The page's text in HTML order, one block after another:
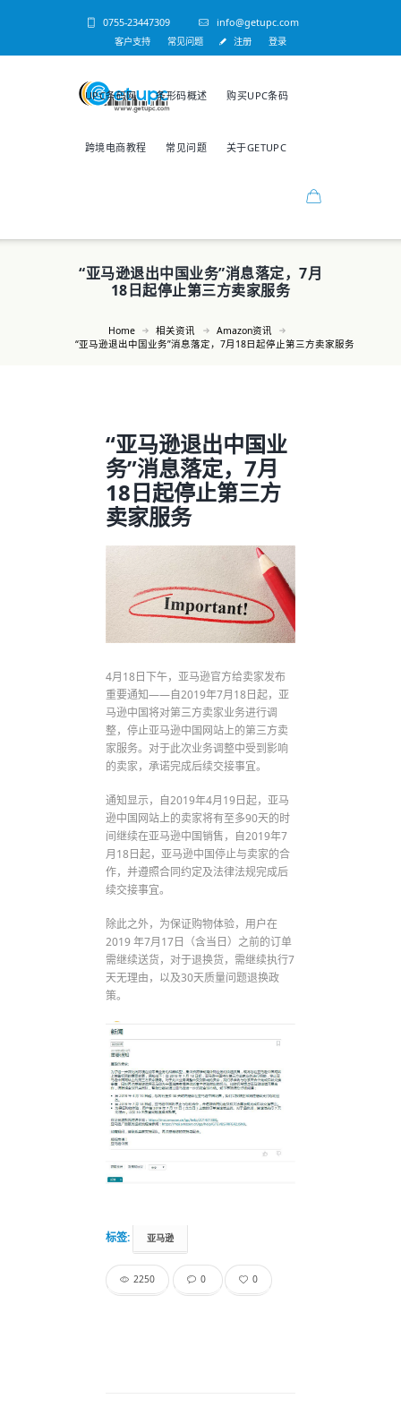
0755-23447309 info@getupc.com
客户支持 常见问题 注册 登录
UPC条码网 条形码概述 购买UPC条码
跨境电商教程 常见问题 关于GETUPC
“亚马逊退出中国业务”消息落定，7月
18日起停止第三方卖家服务
Home 相关资讯
Amazon资讯
“亚马逊退出中国业务”消息落定，7月18日起停止第三方卖家服务
“亚马逊退出中国业
务”消息落定，7月
18日起停止第三方
卖家服务
4月18日下午，亚马逊官方给卖家发布
重要通知——自2019年7月18日起，亚
马逊中国将对第三方卖家业务进行调
整，停止亚马逊中国网站上的第三方卖
家服务。对于此次业务调整中受到影响
的卖家，承诺完成后续交接事宜。
通知显示，自2019年4月19日起，亚马
逊中国网站上的卖家将有至多90天的时
间继续在亚马逊中国销售，自2019年7
月18日起，亚马逊中国停止与卖家的合
作，并遵照合同约定及法律法规完成后
续交接事宜。
除此之外，为保证购物体验，用户在
2019 年7月17日（含当日）之前的订单
需继续送货，对于退换货，需继续执行7
天无理由，以及30天质量问题退换政
策。
标签: 亚马逊
2250 0 0